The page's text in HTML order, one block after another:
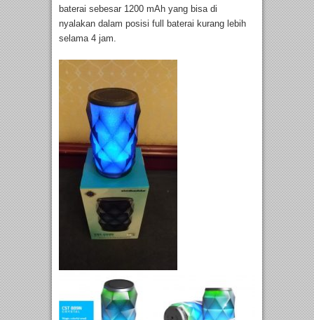
baterai sebesar 1200 mAh yang bisa di
nyalakan dalam posisi full baterai kurang lebih
selama 4 jam.